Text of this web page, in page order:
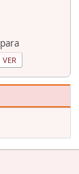
para